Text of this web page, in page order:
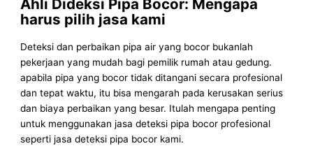
Ahli Dideksi Pipa Bocor: Mengapa
harus pilih jasa kami
Deteksi dan perbaikan pipa air yang bocor bukanlah
pekerjaan yang mudah bagi pemilik rumah atau gedung.
apabila pipa yang bocor tidak ditangani secara profesional
dan tepat waktu, itu bisa mengarah pada kerusakan serius
dan biaya perbaikan yang besar. Itulah mengapa penting
untuk menggunakan jasa deteksi pipa bocor profesional
seperti jasa deteksi pipa bocor kami.